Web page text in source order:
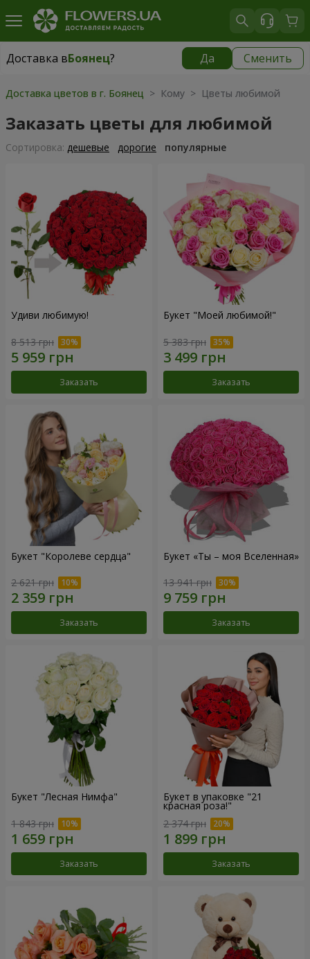
Доставка вБоянец? Да Сменить
Доставка вБоянец|
Доставка цветов в г. Боянец > Кому > Цветы любимой
Заказать цветы для любимой
Cортировка: дешевые дорогие популярные
Удиви любимую!
8 513 грн
Заказать
Букет "Моей любимой!"
5 383 грн
Заказать
Букет "Королеве сердца"
2 621 грн
Заказать
Букет «Ты – моя Вселенная»
13 941 грн
Заказать
Букет "Лесная Нимфа"
1 843 грн
Заказать
Букет в упаковке "21
красная роза!"
2 374 грн
Заказать